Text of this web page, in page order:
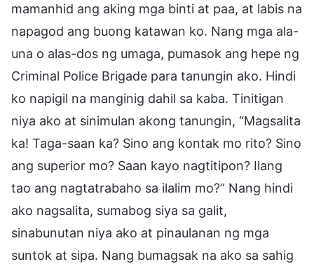
mamanhid ang aking mga binti at paa, at labis na
napagod ang buong katawan ko. Nang mga ala-
una o alas-dos ng umaga, pumasok ang hepe ng
Criminal Police Brigade para tanungin ako. Hindi
ko napigil na manginig dahil sa kaba. Tinitigan
niya ako at sinimulan akong tanungin, “Magsalita
ka! Taga-saan ka? Sino ang kontak mo rito? Sino
ang superior mo? Saan kayo nagtitipon? Ilang
tao ang nagtatrabaho sa ilalim mo?” Nang hindi
ako nagsalita, sumabog siya sa galit,
sinabunutan niya ako at pinaulanan ng mga
suntok at sipa. Nang bumagsak na ako sa sahig